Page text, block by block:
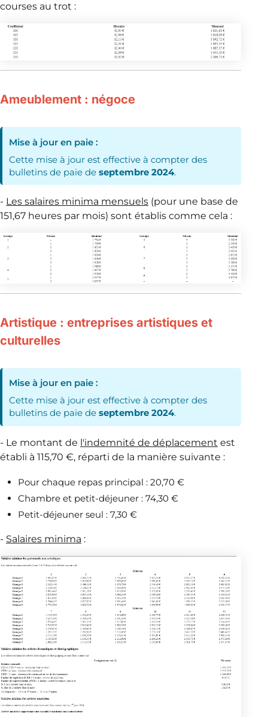
courses au trot :
Ameublement : négoce
Mise à jour en paie :
Cette mise à jour est effective à compter des
bulletins de paie deseptembre 2024.
- Les salaires minima mensuels (pour une base de
151,67 heures par mois) sont établis comme cela :
Artistique : entreprises artistiques et
culturelles
Mise à jour en paie :
Cette mise à jour est effective à compter des
bulletins de paie deseptembre 2024.
- Le montant de l'indemnité de déplacement est
établi à 115,70 €, réparti de la manière suivante :
Pour chaque repas principal : 20,70 €
Chambre et petit-déjeuner : 74,30 €
Petit-déjeuner seul : 7,30 €
- Salaires minima :